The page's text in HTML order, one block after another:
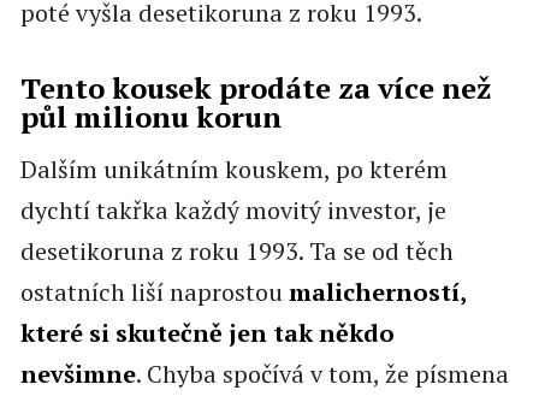
poté vyšla desetikoruna z roku 1993.
Tento kousek prodáte za více než
půl milionu korun
Dalším unikátním kouskem, po kterém
dychtí takřka každý movitý investor, je
desetikoruna z roku 1993. Ta se od těch
ostatních liší naprostoumalicherností,
které si skutečně jen tak někdo
nevšimne. Chyba spočívá v tom, že písmena